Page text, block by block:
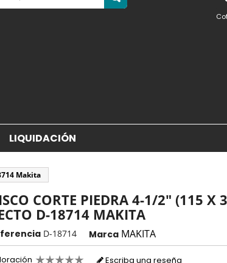
LIQUIDACIÓN
Makita
CORTE PIEDRA 4-1/2" (115 X
D-18714 MAKITA
D-18714 Marca MAKITA
Escriba una reseña